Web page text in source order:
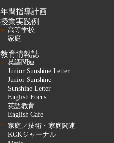
年間指導計画
授業実践例
高等学校
家庭
教育情報誌
英語関連
Junior Sunshine Letter
Junior Sunshine
Sunshine Letter
English Focus
英語教育
English Cafe
家庭／技術・家庭関連
KGKジャーナル